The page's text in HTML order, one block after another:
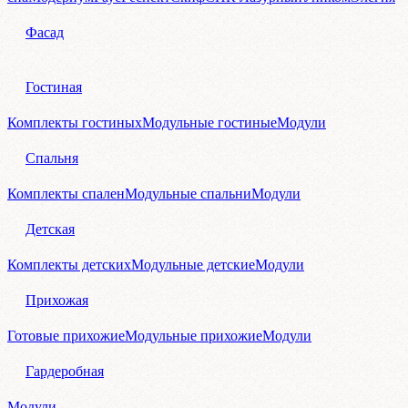
Фасад
Гостиная
Комплекты гостиныхМодульные гостиныеМодули
Спальня
Комплекты спаленМодульные спальниМодули
Детская
Комплекты детскихМодульные детскиеМодули
Прихожая
Готовые прихожиеМодульные прихожиеМодули
Гардеробная